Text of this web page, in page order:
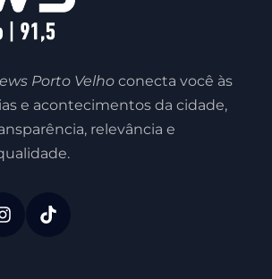
Porto Velho conecta você às
e acontecimentos da cidade,
relevância e